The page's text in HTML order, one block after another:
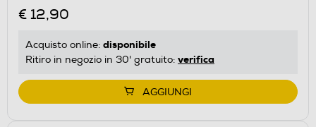
€ 12,90
Acquisto online: disponibile
Ritiro in negozio in 30' gratuito: verifica
AGGIUNGI